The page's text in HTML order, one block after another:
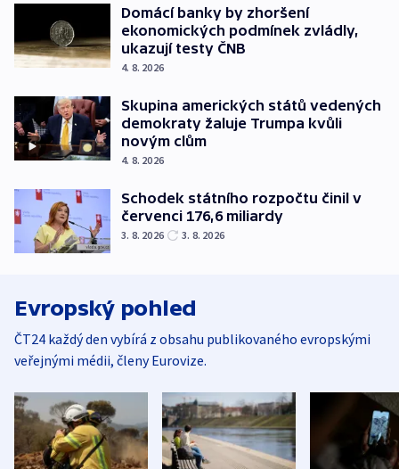
Domácí banky by zhoršení
ekonomických podmínek zvládly,
ukazují testy ČNB
4. 8. 2026
Skupina amerických států vedených
demokraty žaluje Trumpa kvůli
novým clům
4. 8. 2026
Schodek státního rozpočtu činil v
červenci 176,6 miliardy
3. 8. 2026 3. 8. 2026
Evropský pohled
ČT24 každý den vybírá z obsahu publikovaného evropskými
veřejnými médii, členy Eurovize.